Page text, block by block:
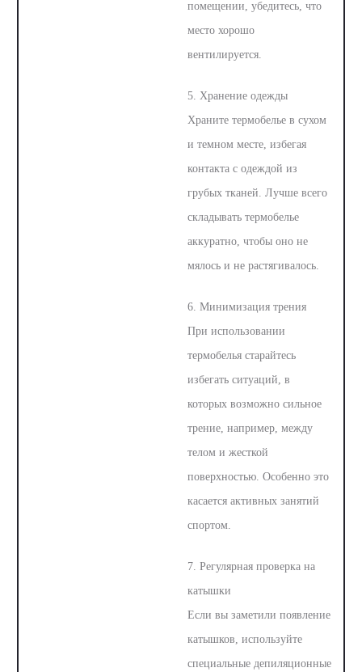
помещении, убедитесь, что
место хорошо
вентилируется.
5. Хранение одежды
Храните термобелье в сухом
и темном месте, избегая
контакта с одеждой из
грубых тканей. Лучше всего
складывать термобелье
аккуратно, чтобы оно не
мялось и не растягивалось.
6. Минимизация трения
При использовании
термобелья старайтесь
избегать ситуаций, в
которых возможно сильное
трение, например, между
телом и жесткой
поверхностью. Особенно это
касается активных занятий
спортом.
7. Регулярная проверка на
катышки
Если вы заметили появление
катышков, используйте
специальные депиляционные